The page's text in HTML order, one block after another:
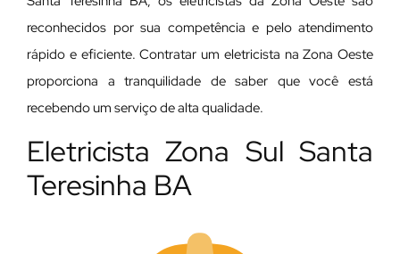
reconhecidos por sua competência e pelo atendimento
rápido e eficiente. Contratar um eletricista na Zona Oeste
proporciona a tranquilidade de saber que você está
recebendo um serviço de alta qualidade.
Eletricista Zona Sul Santa
Teresinha BA